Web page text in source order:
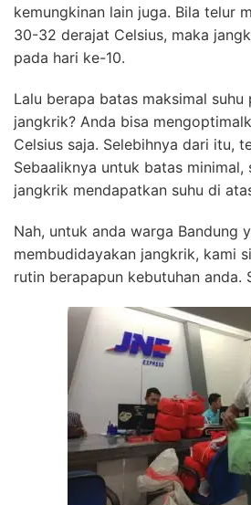
kemungkinan lain juga. Bila telur
30-32 derajat Celsius, maka
pada hari ke-10.
Lalu berapa batas maksimal suhu
jangkrik? Anda bisa
Celsius saja. Selebihnya dari itu,
Sebaaliknya untuk batas minimal,
jangkrik mendapatkan suhu di
Nah, untuk anda warga Bandung
membudidayakan jangkrik, kami
rutin berapapun kebutuhan anda.